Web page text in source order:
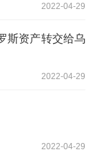
2022-04-29
斯资产转交给乌
2022-04-29
2022-04-29